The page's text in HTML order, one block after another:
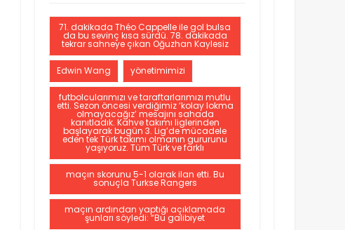
71. dakikada Théo Cappelle ile gol bulsa
da bu sevinç kısa sürdü. 78. dakikada
tekrar sahneye çıkan Oğuzhan Kaylesiz
Edwin Wang yönetimimizi
futbolcularımızı ve taraftarlarımızı mutlu
etti. Sezon öncesi verdiğimiz ‘kolay lokma
olmayacağız’ mesajını sahada
kanıtladık. Kahve takımı liglerinden
başlayarak bugün 3. Lig’de mücadele
eden tek Türk takımı olmanın gururunu
yaşıyoruz. Tüm Türk ve farklı
maçın skorunu 5-1 olarak ilan etti. Bu
sonuçla Turkse Rangers
maçın ardından yaptığı açıklamada
şunları söyledi: “Bu galibiyet